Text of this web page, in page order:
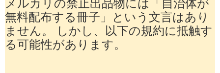
メルカリの禁止出品物には「自治体が
無料配布する冊子」という文言はあり
ません。 しかし、以下の規約に抵触す
る可能性があります。